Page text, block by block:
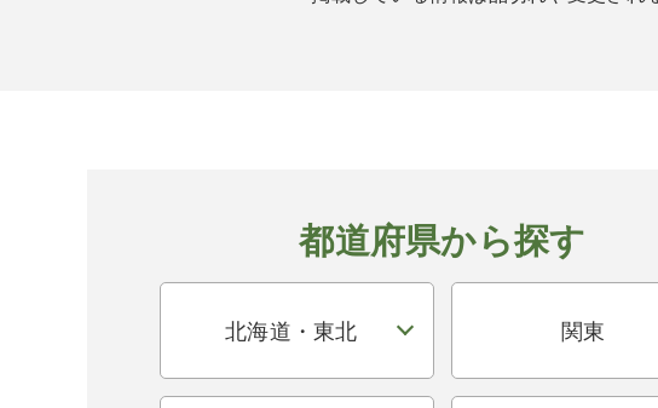
都道府県から探す
北海道・東北 関東